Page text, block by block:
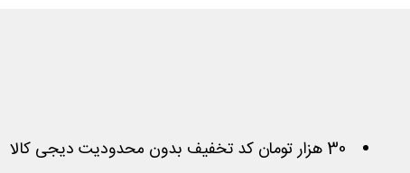
30 هزار تومان کد تخفیف بدون محدودیت دیجی کالا